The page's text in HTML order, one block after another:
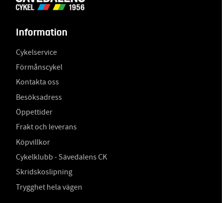
Information
Cykelservice
Förmånscykel
Kontakta oss
Besöksadress
Öppettider
Frakt och leverans
Köpvillkor
Cykelklubb - Sävedalens CK
Skridskoslipning
Trygghet hela vägen